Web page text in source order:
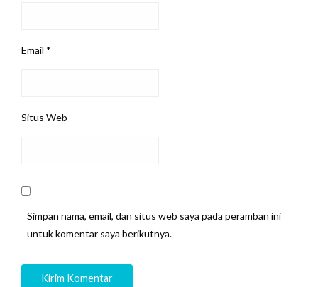
Email *
Situs Web
Simpan nama, email, dan situs web saya pada peramban ini
untuk komentar saya berikutnya.